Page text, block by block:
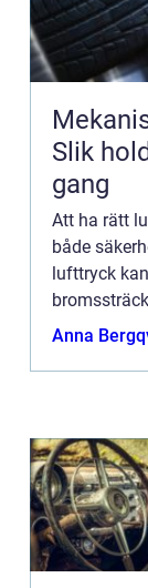
Slik
gang
Att ha rätt
både
lufttryck
Anna